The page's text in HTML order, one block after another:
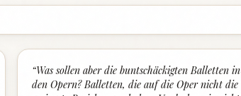
“Was sollen aber die buntschäckigten Balletten in
den Opern? Balletten, die auf die Oper nicht die